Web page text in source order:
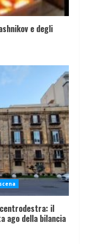
e degli
il
ago della bilancia